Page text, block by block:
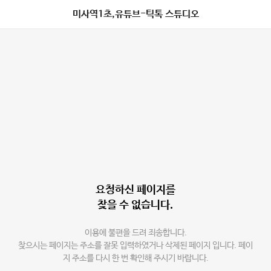
미사역1초,유튜브-틱톡 스튜디오
요청하신 페이지를
찾을 수 없습니다.
이용에 불편을 드려 죄송합니다.
찾으시는 페이지는 주소를 잘못 입력하였거나 삭제된 페이지 입니다. 페이
지 주소를 다시 한 번 확인해 주시기 바랍니다.